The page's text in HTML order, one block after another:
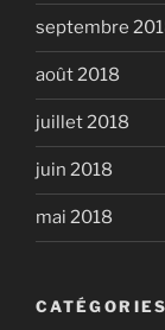
septembre
août 2018
juillet 2018
juin 2018
mai 2018
CATÉGORIES